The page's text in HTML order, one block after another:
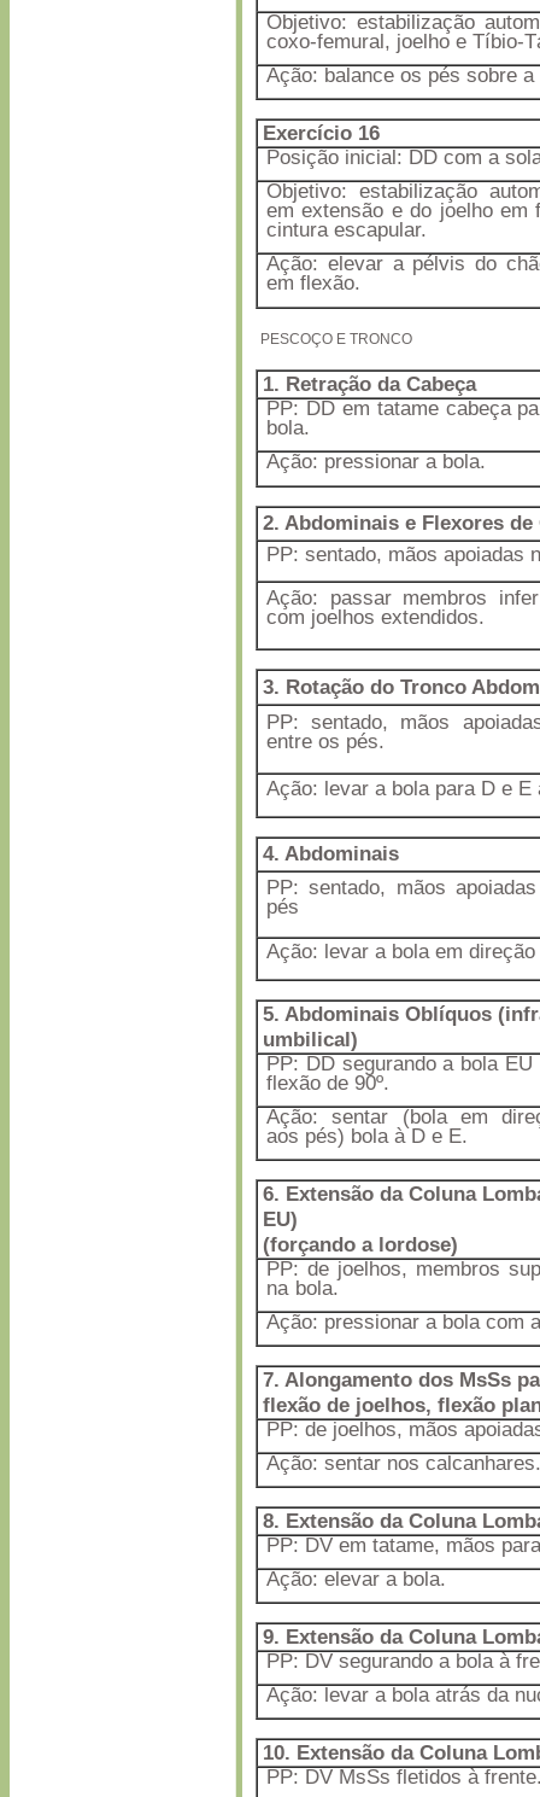
Objetivo: estabilização
coxo-femural, joelho e Tíbio-
Ação: balance os pés sobre a
Exercício 16
Posição inicial: DD com a
Objetivo: estabilização
em extensão e do joelho em
cintura escapular.
Ação: elevar a pélvis do
em flexão.
PESCOÇO E TRONCO
1. Retração da Cabeça
PP: DD em tatame cabeça
bola.
Ação: pressionar a bola.
2. Abdominais e Flexores de
PP: sentado, mãos apoiadas
Ação: passar membros
com joelhos extendidos.
3. Rotação do Tronco
PP: sentado, mãos
entre os pés.
Ação: levar a bola para D e E
4. Abdominais
PP: sentado, mãos
pés
Ação: levar a bola em
5. Abdominais Oblíquos
umbilical)
PP: DD segurando a bola EU
flexão de 90º.
Ação: sentar (bola em
aos pés) bola à D e E.
6. Extensão da Coluna
EU)
(forçando a lordose)
PP: de joelhos, membros
na bola.
Ação: pressionar a bola com
7. Alongamento dos MsSs
flexão de joelhos, flexão
PP: de joelhos, mãos
Ação: sentar nos calcanhares.
8. Extensão da Coluna
PP: DV em tatame, mãos
Ação: elevar a bola.
9. Extensão da Coluna
PP: DV segurando a bola à
Ação: levar a bola atrás da
10. Extensão da Coluna
PP: DV MsSs fletidos à